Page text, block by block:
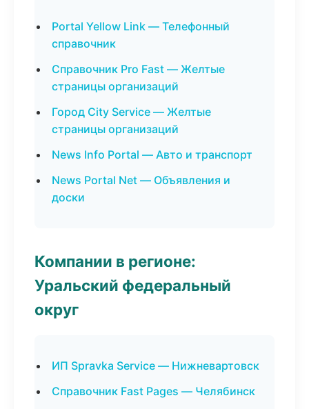
Portal Yellow Link — Телефонный
справочник
Справочник Pro Fast — Желтые
страницы организаций
Город City Service — Желтые
страницы организаций
News Info Portal — Авто и транспорт
News Portal Net — Объявления и
доски
Компании в регионе:
Уральский федеральный
округ
ИП Spravka Service — Нижневартовск
Справочник Fast Pages — Челябинск